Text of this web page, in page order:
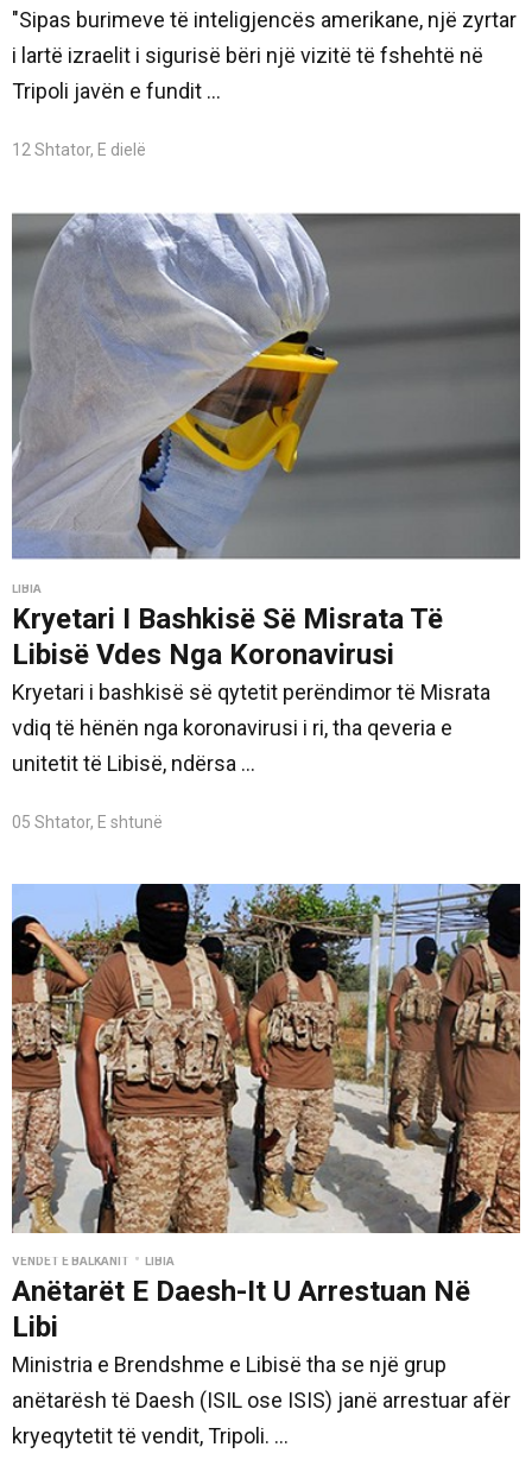
"Sipas burimeve të inteligjencës amerikane, një zyrtar
i lartë izraelit i sigurisë bëri një vizitë të fshehtë në
Tripoli javën e fundit ...
12 Shtator, E dielë
LIBIA
Kryetari I Bashkisë Së Misrata Të
Libisë Vdes Nga Koronavirusi
Kryetari i bashkisë së qytetit perëndimor të Misrata
vdiq të hënën nga koronavirusi i ri, tha qeveria e
unitetit të Libisë, ndërsa ...
05 Shtator, E shtunë
VENDET E BALKANIT • LIBIA
Anëtarët E Daesh-It U Arrestuan Në
Libi
Ministria e Brendshme e Libisë tha se një grup
anëtarësh të Daesh (ISIL ose ISIS) janë arrestuar afër
kryeqytetit të vendit, Tripoli. ...